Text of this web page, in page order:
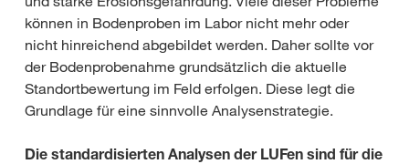
können in Bodenproben im Labor nicht mehr oder
nicht hinreichend abgebildet werden. Daher sollte vor
der Bodenprobenahme grundsätzlich die aktuelle
Standortbewertung im Feld erfolgen. Diese legt die
Grundlage für eine sinnvolle Analysenstrategie.
Die standardisierten Analysen der LUFen sind für die